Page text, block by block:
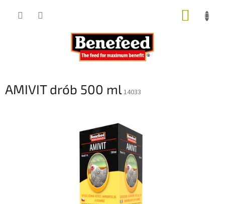
AMIVIT drób 500 ml14033